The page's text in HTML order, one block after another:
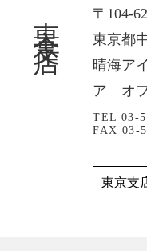
東京支店
〒104-
東京都
晴海ア
ア オフ
TEL 03-
FAX 03-
東京支